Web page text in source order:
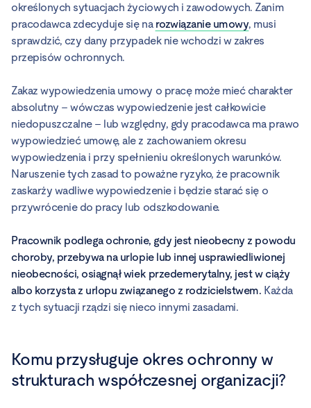
określonych sytuacjach życiowych i zawodowych. Zanim
pracodawca zdecyduje się na rozwiązanie umowy, musi
sprawdzić, czy dany przypadek nie wchodzi w zakres
przepisów ochronnych.
Zakaz wypowiedzenia umowy o pracę może mieć charakter
absolutny – wówczas wypowiedzenie jest całkowicie
niedopuszczalne – lub względny, gdy pracodawca ma prawo
wypowiedzieć umowę, ale z zachowaniem okresu
wypowiedzenia i przy spełnieniu określonych warunków.
Naruszenie tych zasad to poważne ryzyko, że pracownik
zaskarży wadliwe wypowiedzenie i będzie starać się o
przywrócenie do pracy lub odszkodowanie.
Pracownik podlega ochronie, gdy jest nieobecny z powodu
choroby, przebywa na urlopie lub innej usprawiedliwionej
nieobecności, osiągnął wiek przedemerytalny, jest w ciąży
albo korzysta z urlopu związanego z rodzicielstwem. Każda
z tych sytuacji rządzi się nieco innymi zasadami.
Komu przysługuje okres ochronny w
strukturach współczesnej organizacji?